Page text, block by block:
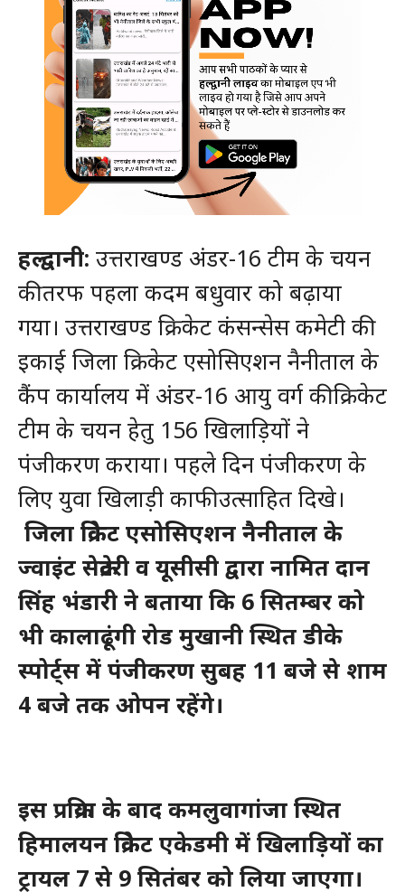
हल्द्वानी: उत्तराखण्ड अंडर-16 टीम के चयन
की तरफ पहला कदम बधुवार को बढ़ाया
गया। उत्तराखण्ड क्रिकेट कंसन्सेस कमेटी की
इकाई जिला क्रिकेट एसोसिएशन नैनीताल के
कैंप कार्यालय में अंडर-16 आयु वर्ग की क्रिकेट
टीम के चयन हेतु 156 खिलाड़ियों ने
पंजीकरण कराया। पहले दिन पंजीकरण के
लिए युवा खिलाड़ी काफी उत्साहित दिखे।
जिला क्रिकेट एसोसिएशन नैनीताल के
ज्वाइंट सेक्रेटरी व यूसीसी द्वारा नामित दान
सिंह भंडारी ने बताया कि 6 सितम्बर को
भी कालाढूंगी रोड मुखानी स्थित डीके
स्पोर्ट्स में पंजीकरण सुबह 11 बजे से शाम
4 बजे तक ओपन रहेंगे।
इस प्रक्रिया के बाद कमलुवागांजा स्थित
हिमालयन क्रिकेट एकेडमी में खिलाड़ियों का
ट्रायल 7 से 9 सितंबर को लिया जाएगा।